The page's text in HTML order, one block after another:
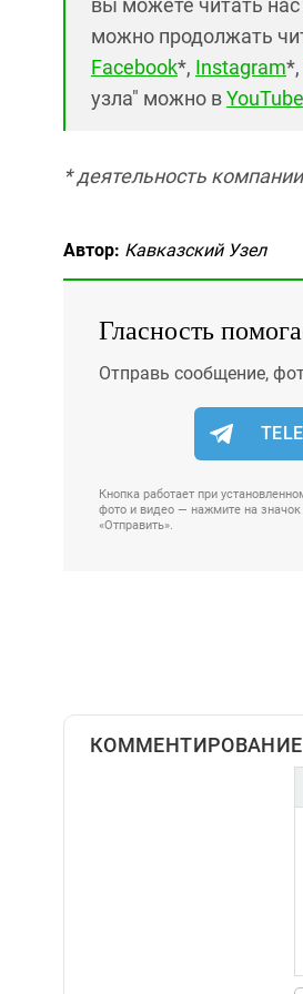
вы можете читать нас
можно продолжать
Facebook*, Instagram*,
узла" можно вYouTube
* деятельность
Автор: Кавказский Узел
Гласность
Отправь сообщение,
Кнопка работает при
фото и видео — нажмите на
«Отправить».
КОММЕНТИРОВАНИЕ